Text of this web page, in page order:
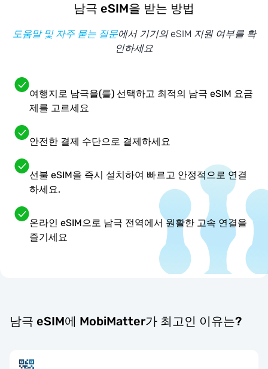
남극 eSIM을 받는 방법
도움말 및 자주 묻는 질문에서 기기의 eSIM 지원 여부를 확
인하세요
여행지로 남극을(를) 선택하고 최적의 남극 eSIM 요금
제를 고르세요
안전한 결제 수단으로 결제하세요
선불 eSIM을 즉시 설치하여 빠르고 안정적으로 연결
하세요.
온라인 eSIM으로 남극 전역에서 원활한 고속 연결을
즐기세요
남극 eSIM에 MobiMatter가 최고인 이유는?